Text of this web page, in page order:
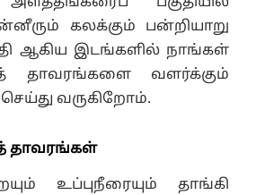
கலக்கும் பன்றியாறு
ஆகிய இடங்களில் நாங்கள்
தாவரங்களை வளர்க்கும்
வருகிறோம்.
தாவரங்கள்
உப்புநீரையும் தாங்கி